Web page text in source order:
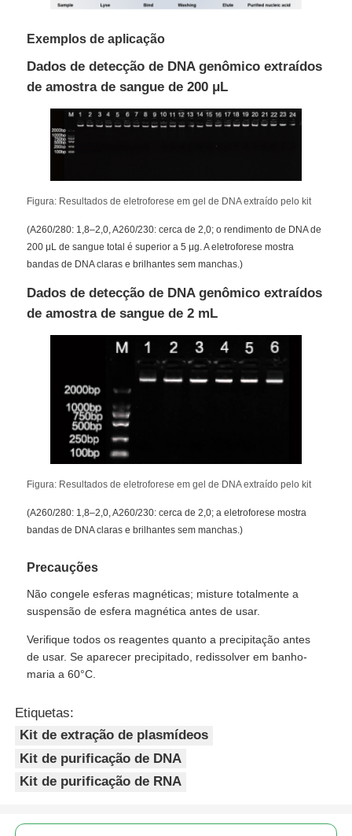
Visita à fábrica
Controle de qualidade
Contacte-nos
Notícias
Solicite um orçamento
extracção de ácidos nucleicos por contas magnéticas
Kit de extracção de ADN / ARN
Microesferas Magnéticas NGS
Esferas magnéticas de triagem de células
Purificação magnética da proteína dos grânulos
Instrumentos e Consumíveis Automatizados
Exemplos de aplicação
Dados de detecção de DNA genômico extraídos
de amostra de sangue de 200 μL
Figura: Resultados de eletroforese em gel de DNA extraído pelo kit
(A260/280: 1,8–2,0, A260/230: cerca de 2,0; o rendimento de DNA de
200 μL de sangue total é superior a 5 μg. A eletroforese mostra
bandas de DNA claras e brilhantes sem manchas.)
Dados de detecção de DNA genômico extraídos
de amostra de sangue de 2 mL
Figura: Resultados de eletroforese em gel de DNA extraído pelo kit
(A260/280: 1,8–2,0, A260/230: cerca de 2,0; a eletroforese mostra
bandas de DNA claras e brilhantes sem manchas.)
Precauções
Não congele esferas magnéticas; misture totalmente a
suspensão de esfera magnética antes de usar.
Verifique todos os reagentes quanto a precipitação antes
de usar. Se aparecer precipitado, redissolver em banho-
maria a 60°C.
Etiquetas:
Kit de extração de plasmídeos
Kit de purificação de DNA
Kit de purificação de RNA